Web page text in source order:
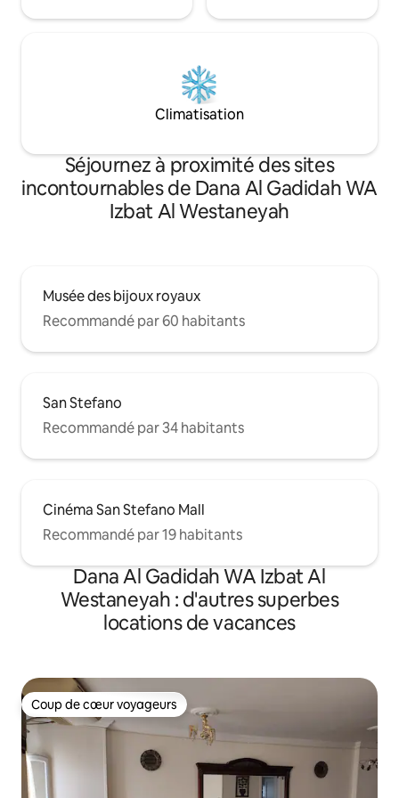
Climatisation
Séjournez à proximité des sites
incontournables de Dana Al Gadidah WA
Izbat Al Westaneyah
Musée des bijoux royaux
Recommandé par 60 habitants
San Stefano
Recommandé par 34 habitants
Cinéma San Stefano Mall
Recommandé par 19 habitants
Dana Al Gadidah WA Izbat Al
Westaneyah : d'autres superbes
locations de vacances
Coup de cœur voyageurs
Coup de cœur voyageurs